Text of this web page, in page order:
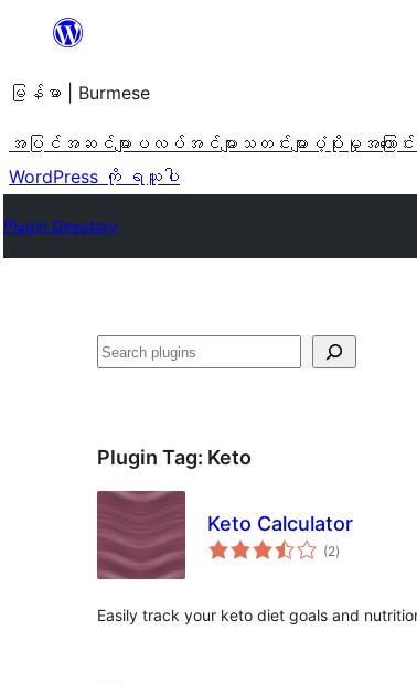
အကြောင်းအရာ
ကျော်သွား
ရန်
မြန်မာ | Burmese
အပြင်အဆင်များ ပလပ်အင်များ သတင်းများ ပံ့ပိုးမှု အကြောင်း
WordPress ကို ရယူပါ
Plugin Directory
ရှာ
Plugin Tag: Keto
Keto Calculator
(2total
ratings
)
Easily track your keto diet goals and